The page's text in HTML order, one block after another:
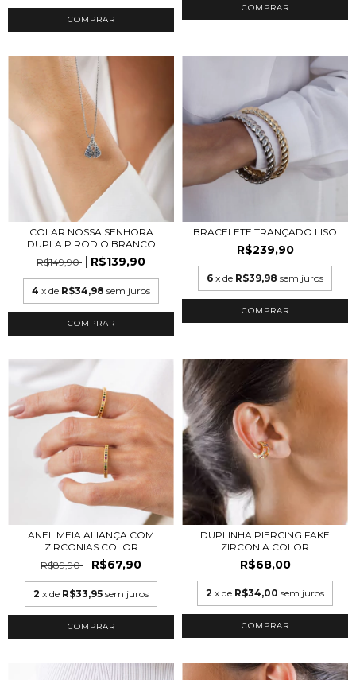
COMPRAR
COMPRAR
COLAR NOSSA SENHORA
DUPLA P RODIO BRANCO
R$149,90
R$139,90
4 x de R$34,98 sem juros
BRACELETE TRANÇADO LISO
R$239,90
6 x de R$39,98 sem juros
COMPRAR
ANEL MEIA ALIANÇA COM
ZIRCONIAS COLOR
R$89,90
R$67,90
2 x de R$33,95 sem juros
COMPRAR
DUPLINHA PIERCING FAKE
ZIRCONIA COLOR
R$68,00
2 x de R$34,00 sem juros